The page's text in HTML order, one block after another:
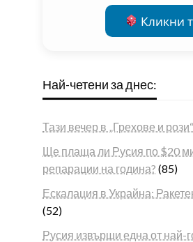
Кликни
Най-четени за днес:
Тази вечер в „Грехове и
Ще плаща ли Русия по $20
репарации на година? (85)
Ескалация в Украйна:
(52)
Русия извърши една от най-